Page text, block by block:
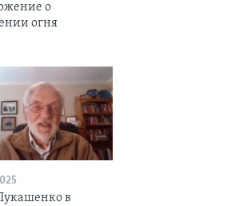
о
огня
в